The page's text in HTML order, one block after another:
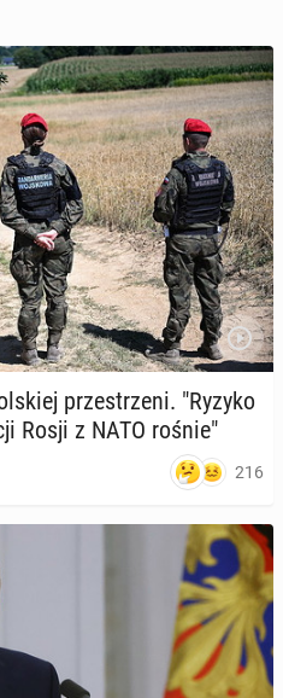
prze­strze­ni. "Ryzyko
Rosji z NATO rośnie"
216